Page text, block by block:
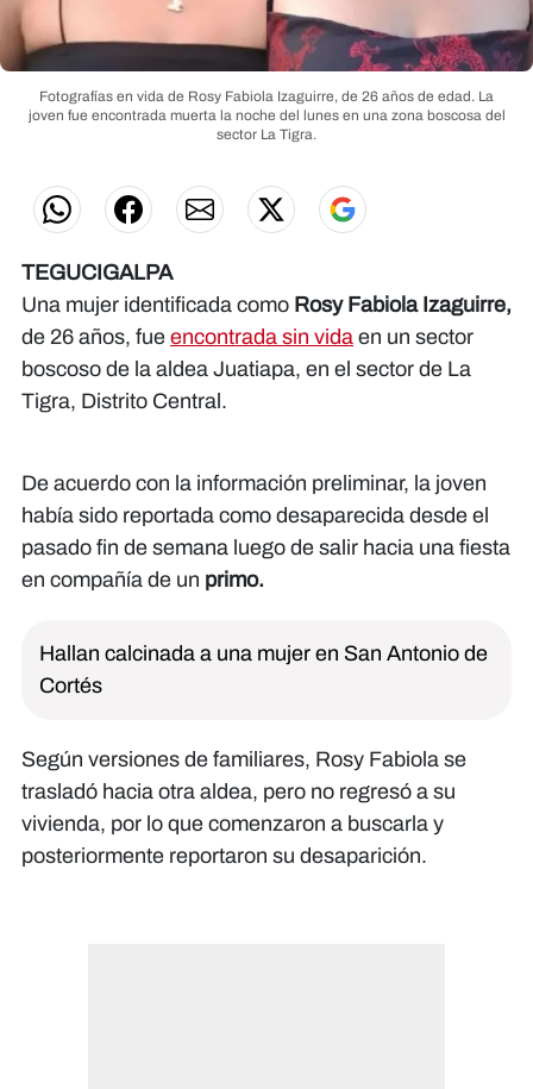
Fotografías en vida de Rosy Fabiola Izaguirre, de 26 años de edad. La
joven fue encontrada muerta la noche del lunes en una zona boscosa del
sector La Tigra.
TEGUCIGALPA
Una mujer identificada como Rosy Fabiola Izaguirre,
de 26 años, fue encontrada sin vida en un sector
boscoso de la aldea Juatiapa, en el sector de La
Tigra, Distrito Central.
De acuerdo con la información preliminar, la joven
había sido reportada como desaparecida desde el
pasado fin de semana luego de salir hacia una fiesta
en compañía de un primo.
Hallan calcinada a una mujer en San Antonio de
Cortés
Según versiones de familiares, Rosy Fabiola se
trasladó hacia otra aldea, pero no regresó a su
vivienda, por lo que comenzaron a buscarla y
posteriormente reportaron su desaparición.